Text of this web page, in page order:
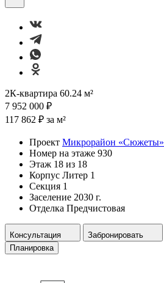
2К-квартира 60.24 м²
7 952 000 ₽
117 862 ₽ за м²
Проект Микрорайон «Сюжеты»
Номер на этаже 930
Этаж 18 из 18
Корпус Литер 1
Секция 1
Заселение 2030 г.
Отделка Предчистовая
Консультация
Забронировать
Планировка